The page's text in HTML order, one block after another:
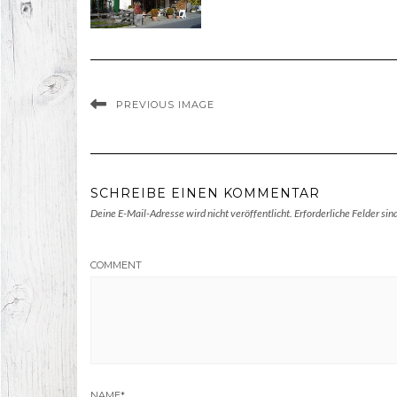
PREVIOUS IMAGE
SCHREIBE EINEN KOMMENTAR
Deine E-Mail-Adresse wird nicht veröffentlicht. Erforderliche Felder
COMMENT